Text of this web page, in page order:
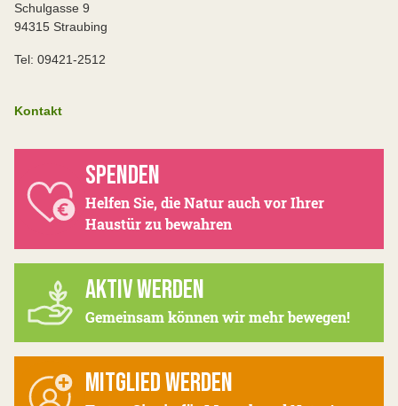
Schulgasse 9
94315 Straubing
Tel: 09421-2512
Kontakt
SPENDEN
Helfen Sie, die Natur auch vor Ihrer
Haustür zu bewahren
AKTIV WERDEN
Gemeinsam können wir mehr bewegen!
MITGLIED WERDEN